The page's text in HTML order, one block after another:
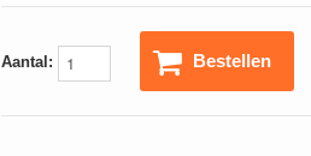
Aantal: Bestellen